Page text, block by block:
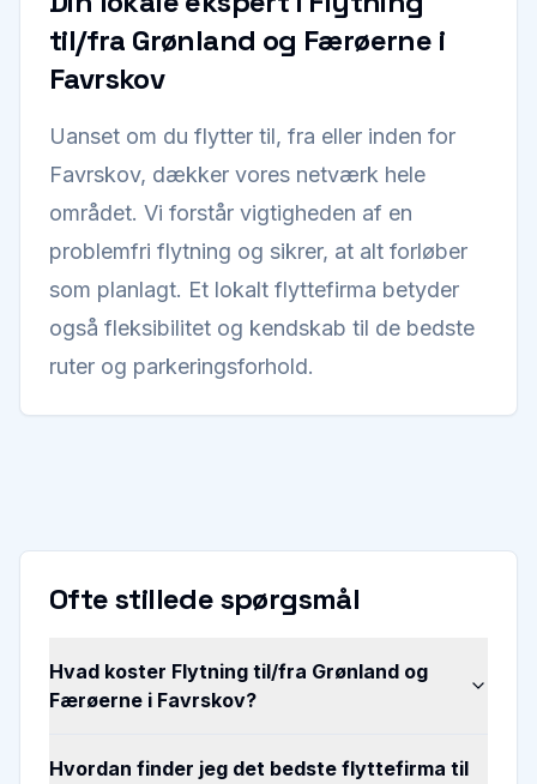
til/fra Grønland og Færøerne i
Favrskov
Uanset om du flytter til, fra eller inden for
Favrskov, dækker vores netværk hele
området. Vi forstår vigtigheden af en
problemfri flytning og sikrer, at alt forløber
som planlagt. Et lokalt flyttefirma betyder
også fleksibilitet og kendskab til de bedste
ruter og parkeringsforhold.
Ofte stillede spørgsmål
Hvad koster Flytning til/fra Grønland og
Færøerne i Favrskov?
Hvordan finder jeg det bedste flyttefirma til